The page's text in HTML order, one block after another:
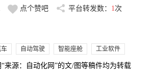
点个赞吧 平台转发数： 1 次
自动驾驶 智能座舱 工业软件
来源：自动化网”的文/图等稿件均为转载